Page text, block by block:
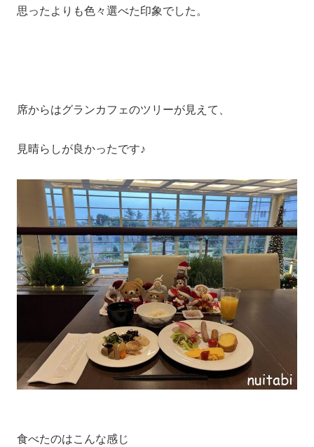
思ったよりも色々選べた印象でした。
席からはグランカフェのツリーが見えて、
見晴らしが良かったです♪
食べたのはこんな感じ